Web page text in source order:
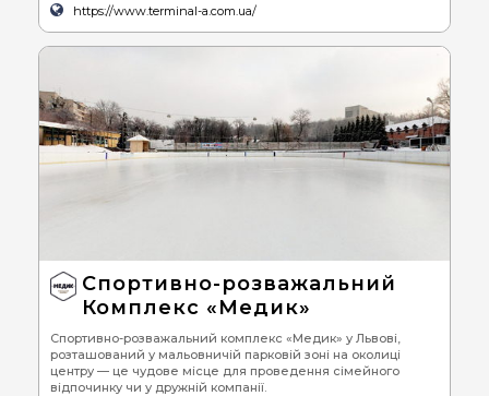
https://www.terminal-a.com.ua/
Спортивно-розважальний
Комплекс «Медик»
Спортивно-розважальний комплекс «Медик» у Львові,
розташований у мальовничій парковій зоні на околиці
центру — це чудове місце для проведення сімейного
відпочинку чи у дружній компанії.